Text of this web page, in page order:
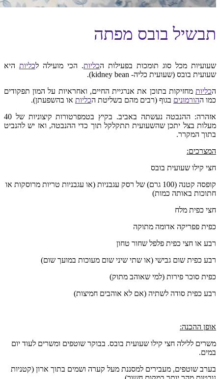
תבשיל בובס מפתה
שעועיות מכל סוג תומכות בפעילות הכליות. הכי מועילה לכליות היא
שעועית בובס (שעועית כליה- kidney bean).
הכליות מחזיקות בתוכן את אנרגיית החיים, ואחראיות על המון תפקודים
כמו ההורמונים בגוף (רבים מהם בשליטת הכליות או בהשפעתן).
אזהרה: ההנבטה נעשתה באביב. בקיץ בטמפרטורות קיצוניות של 40
מעלות בצל יתכן שהשעועית תתקלקל תוך כדי ההנבטה, ואז יש להנביט
בתוך המקרר.
המצרכים:
חצי קילו שעועית בובס
קופסה קטנה (100 גרם) של רסק עגבניות (או עגבניות טריות מרוסקות או
חתוכות באותה כמות)
חצי כפית מלח
כפית פפריקה אדומה מתוקה
רבע או חצי כפית פלפל שחור טחון
רבע כפית שום גבישי (או שתי שיני שום מעוכות במועך שום)
כפית סוכר פירות (למי שאוהב מתוק)
רבע כפית סודה לשתיה (אם לא אוהבים חמיצות)
אופן ההכנה:
משרים ללילה חצי קילו שעועית בובס. בבוקר שוטפים ומשרים לעוד יום
במים.
בערב שוטפים, מעבירים למסננת מעל קערה ושמים בתוך ארון (קטניות